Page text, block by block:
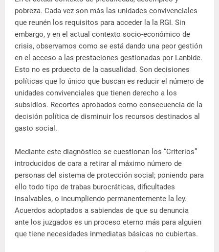
pobreza. Cada vez son más las unidades convivenciales
que reunén los requisitos para acceder la la RGI. Sin
embargo, y en el actual contexto socio-económico de
crisis, observamos como se está dando una peor gestión
en el acceso a las prestaciones gestionadas por Lanbide.
Esto no es prduecto de la casualidad. Son decisiones
políticas que lo único que buscan es reducir el número de
unidades convivenciales que tienen derecho a los
subsidios. Recortes aprobados como consecuencia de la
decisión política de disminuir los recursos destinados al
gasto social.
Mediante este diagnóstico se cuestionan los “Criterios”
introducidos de cara a retirar al máximo número de
personas del sistema de protección social; poniendo para
ello todo tipo de trabas burocráticas, dificultades
insalvables, o incumpliendo permanentemente la ley.
Acuerdos adoptados a sabiendas de que su denuncia
ante los juzgados es un proceso eterno más para alguien
que tiene necesidades inmediatas básicas no cubiertas.